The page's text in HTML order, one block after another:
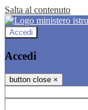
Salta al contenuto
Accedi
Accedi
button close ×